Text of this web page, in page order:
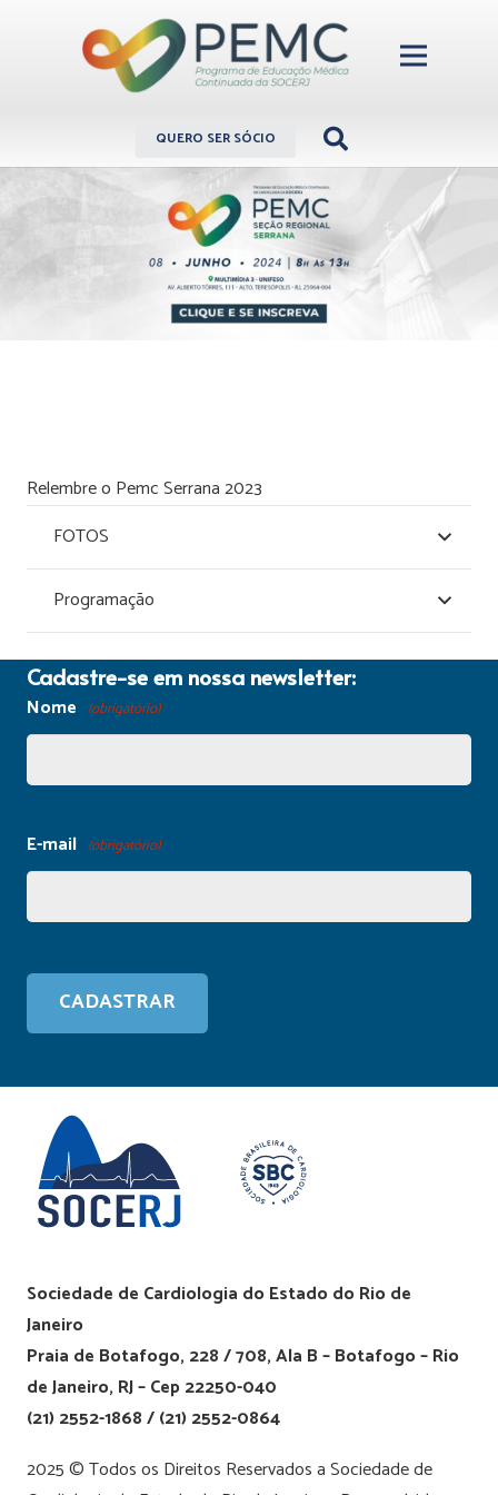
QUERO SER SÓCIO
Relembre o Pemc Serrana 2023
FOTOS
Programação
Cadastre-se em nossa newsletter:
Nome (obrigatório)
E-mail (obrigatório)
Sociedade de Cardiologia do Estado do Rio de
Janeiro
Praia de Botafogo, 228 / 708, Ala B – Botafogo – Rio
de Janeiro, RJ – Cep 22250-040
(21) 2552-1868 / (21) 2552-0864
2025 © Todos os Direitos Reservados a Sociedade de